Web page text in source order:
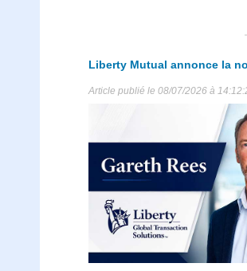
Liberty Mutual annonce la
Article publié le 08/07/2026 à